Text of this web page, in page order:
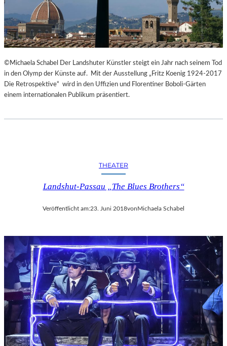
©Michaela Schabel Der Landshuter Künstler steigt ein Jahr nach seinem Tod
in den Olymp der Künste auf. Mit der Ausstellung „Fritz Koenig 1924-2017
Die Retrospektive“ wird in den Uffizien und Florentiner Boboli-Gärten
einem internationalen Publikum präsentiert.
THEATER
Landshut-Passau „The Blues Brothers“
Veröffentlicht am:23. Juni 2018von Michaela Schabel